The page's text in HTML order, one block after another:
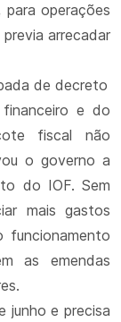
operações
arrecadar
de decreto
e do
fiscal não
o governo a
do IOF. Sem
mais gastos
funcionamento
as emendas
junho e precisa